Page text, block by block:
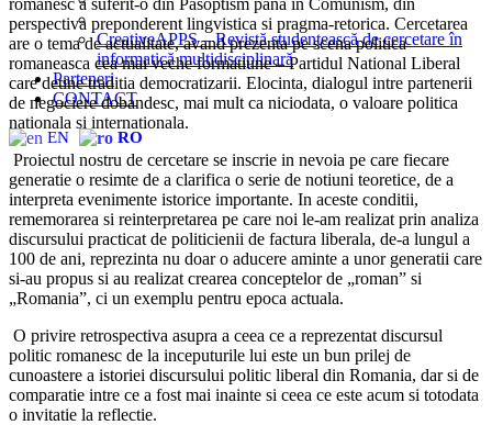
CreativeAPPS – Revistă studențească de cercetare în
informatică multidisciplinară
Parteneri
CONTACT
EN RO
romanesc a suferit-o din Pasoptism pana in Comunism, din
perspectiva preponderent lingvistica si pragma-retorica. Cercetarea
are o tema de actualitate, avand prezenta pe scena politica
romaneasca cea mai veche formatiune – Partidul National Liberal
care detine traditia democratizarii. Elocinta, dialogul intre partenerii
de negociere dobandesc, mai mult ca niciodata, o valoare politica
nationala si internationala.
Proiectul nostru de cercetare se inscrie in nevoia pe care fiecare
generatie o resimte de a clarifica o serie de notiuni teoretice, de a
interpreta evenimente istorice importante. In aceste conditii,
rememorarea si reinterpretarea pe care noi le-am realizat prin analiza
discursului practicat de politicienii de factura liberala, de-a lungul a
100 de ani, reprezinta nu doar o aducere aminte a unor generatii care
si-au propus si au realizat crearea conceptelor de „roman” si
„Romania”, ci un exemplu pentru epoca actuala.
O privire retrospectiva asupra a ceea ce a reprezentat discursul
politic romanesc de la inceputurile lui este un bun prilej de
cunoastere a istoriei discursului politic liberal din Romania, dar si de
comparatie intre ce a fost mai inainte si ceea ce este acum si totodata
o invitatie la reflectie.